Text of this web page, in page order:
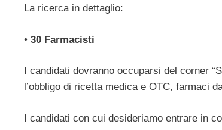
La ricerca in dettaglio:
• 30 Farmacisti
I candidati dovranno occuparsi del corner
l’obbligo di ricetta medica e OTC, farmaci
I candidati con cui desideriamo entrare in